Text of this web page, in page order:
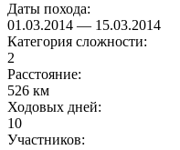
Даты похода:
01.03.2014 — 15.03.2014
Категория сложности:
2
Расстояние:
526 км
Ходовых дней:
10
Участников: